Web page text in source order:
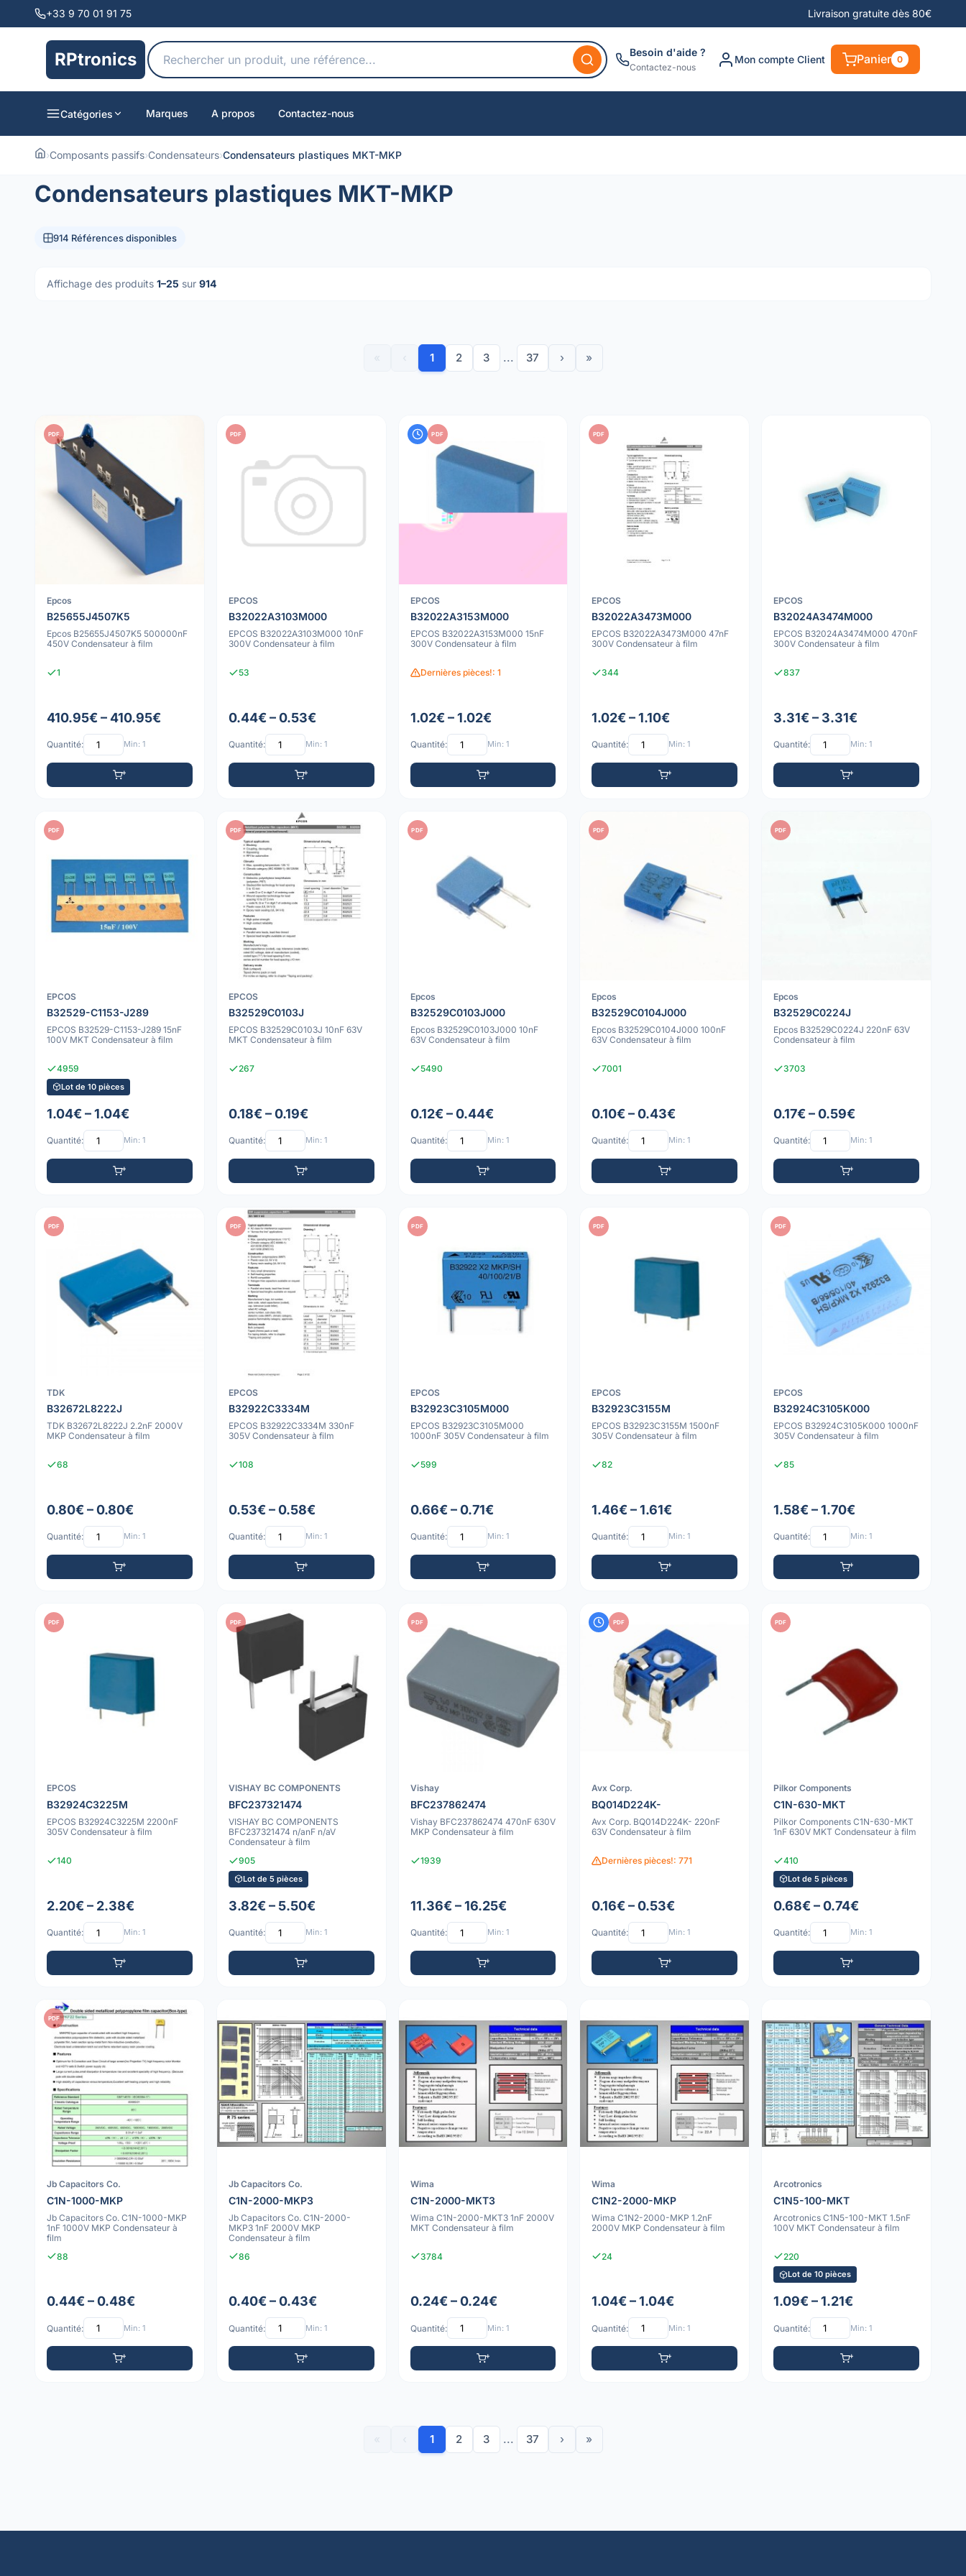
+33 9 70 01 91 75 Livraison gratuite dès 80€
RPtronics Besoin d'aide ?
Contactez-nous
Mon compte Client Panier 0
Catégories Marques A propos Contactez-nous
›Composants passifs›Condensateurs›Condensateurs plastiques MKT-MKP
Condensateurs plastiques MKT-MKP
914 Références disponibles
Affichage des produits 1–25 sur 914
1 2 3 ... 37 › »
PDF
Epcos
B25655J4507K5
Epcos B25655J4507K5 500000nF
450V Condensateur à film
1
410.95€ – 410.95€
Quantité: Min: 1
PDF
EPCOS
B32022A3103M000
EPCOS B32022A3103M000 10nF
300V Condensateur à film
53
0.44€ – 0.53€
Quantité: Min: 1
PDF
EPCOS
B32022A3153M000
EPCOS B32022A3153M000 15nF
300V Condensateur à film
Dernières pièces!: 1
1.02€ – 1.02€
Quantité: Min: 1
PDF
EPCOS
B32022A3473M000
EPCOS B32022A3473M000 47nF
300V Condensateur à film
344
1.02€ – 1.10€
Quantité: Min: 1
EPCOS
B32024A3474M000
EPCOS B32024A3474M000 470nF
300V Condensateur à film
837
3.31€ – 3.31€
Quantité: Min: 1
PDF
EPCOS
B32529-C1153-J289
EPCOS B32529-C1153-J289 15nF
100V MKT Condensateur à film
4959
Lot de 10 pièces
1.04€ – 1.04€
Quantité: Min: 1
PDF
EPCOS
B32529C0103J
EPCOS B32529C0103J 10nF 63V
MKT Condensateur à film
267
0.18€ – 0.19€
Quantité: Min: 1
PDF
Epcos
B32529C0103J000
Epcos B32529C0103J000 10nF
63V Condensateur à film
5490
0.12€ – 0.44€
Quantité: Min: 1
PDF
Epcos
B32529C0104J000
Epcos B32529C0104J000 100nF
63V Condensateur à film
7001
0.10€ – 0.43€
Quantité: Min: 1
PDF
Epcos
B32529C0224J
Epcos B32529C0224J 220nF 63V
Condensateur à film
3703
0.17€ – 0.59€
Quantité: Min: 1
PDF
TDK
B32672L8222J
TDK B32672L8222J 2.2nF 2000V
MKP Condensateur à film
68
0.80€ – 0.80€
Quantité: Min: 1
PDF
EPCOS
B32922C3334M
EPCOS B32922C3334M 330nF
305V Condensateur à film
108
0.53€ – 0.58€
Quantité: Min: 1
PDF
EPCOS
B32923C3105M000
EPCOS B32923C3105M000
1000nF 305V Condensateur à film
599
0.66€ – 0.71€
Quantité: Min: 1
PDF
EPCOS
B32923C3155M
EPCOS B32923C3155M 1500nF
305V Condensateur à film
82
1.46€ – 1.61€
Quantité: Min: 1
PDF
EPCOS
B32924C3105K000
EPCOS B32924C3105K000 1000nF
305V Condensateur à film
85
1.58€ – 1.70€
Quantité: Min: 1
PDF
EPCOS
B32924C3225M
EPCOS B32924C3225M 2200nF
305V Condensateur à film
140
2.20€ – 2.38€
Quantité: Min: 1
PDF
VISHAY BC COMPONENTS
BFC237321474
VISHAY BC COMPONENTS
BFC237321474 n/anF n/aV
Condensateur à film
905
Lot de 5 pièces
3.82€ – 5.50€
Quantité: Min: 1
PDF
Vishay
BFC237862474
Vishay BFC237862474 470nF 630V
MKP Condensateur à film
1939
11.36€ – 16.25€
Quantité: Min: 1
PDF
Avx Corp.
BQ014D224K-
Avx Corp. BQ014D224K- 220nF
63V Condensateur à film
Dernières pièces!: 771
0.16€ – 0.53€
Quantité: Min: 1
PDF
Pilkor Components
C1N-630-MKT
Pilkor Components C1N-630-MKT
1nF 630V MKT Condensateur à film
410
Lot de 5 pièces
0.68€ – 0.74€
Quantité: Min: 1
PDF
Jb Capacitors Co.
C1N-1000-MKP
Jb Capacitors Co. C1N-1000-MKP
1nF 1000V MKP Condensateur à
film
88
0.44€ – 0.48€
Quantité: Min: 1
Jb Capacitors Co.
C1N-2000-MKP3
Jb Capacitors Co. C1N-2000-
MKP3 1nF 2000V MKP
Condensateur à film
86
0.40€ – 0.43€
Quantité: Min: 1
Wima
C1N-2000-MKT3
Wima C1N-2000-MKT3 1nF 2000V
MKT Condensateur à film
3784
0.24€ – 0.24€
Quantité: Min: 1
Wima
C1N2-2000-MKP
Wima C1N2-2000-MKP 1.2nF
2000V MKP Condensateur à film
24
1.04€ – 1.04€
Quantité: Min: 1
Arcotronics
C1N5-100-MKT
Arcotronics C1N5-100-MKT 1.5nF
100V MKT Condensateur à film
220
Lot de 10 pièces
1.09€ – 1.21€
Quantité: Min: 1
1 2 3 ... 37 › »